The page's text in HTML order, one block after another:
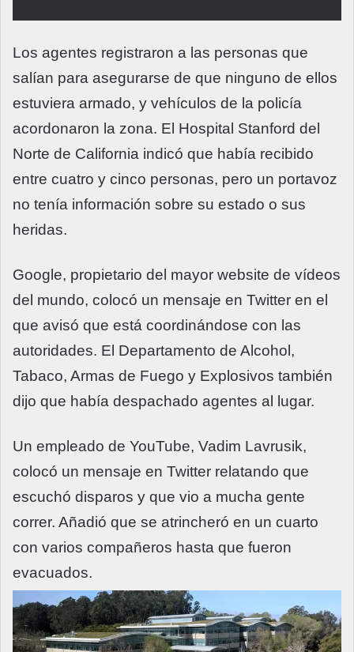
Los agentes registraron a las personas que
salían para asegurarse de que ninguno de ellos
estuviera armado, y vehículos de la policía
acordonaron la zona. El Hospital Stanford del
Norte de California indicó que había recibido
entre cuatro y cinco personas, pero un portavoz
no tenía información sobre su estado o sus
heridas.
Google, propietario del mayor website de vídeos
del mundo, colocó un mensaje en Twitter en el
que avisó que está coordinándose con las
autoridades. El Departamento de Alcohol,
Tabaco, Armas de Fuego y Explosivos también
dijo que había despachado agentes al lugar.
Un empleado de YouTube, Vadim Lavrusik,
colocó un mensaje en Twitter relatando que
escuchó disparos y que vio a mucha gente
correr. Añadió que se atrincheró en un cuarto
con varios compañeros hasta que fueron
evacuados.